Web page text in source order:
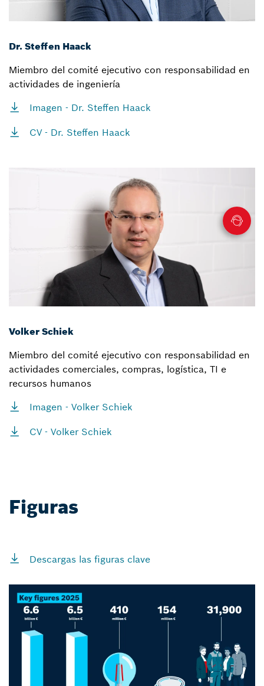
Dr. Steffen Haack
Miembro del comité ejecutivo con responsabilidad en
actividades de ingeniería
Imagen - Dr. Steffen Haack
CV - Dr. Steffen Haack
Volker Schiek
Miembro del comité ejecutivo con responsabilidad en
actividades comerciales, compras, logística, TI e
recursos humanos
Imagen - Volker Schiek
CV - Volker Schiek
Figuras
Descargas las figuras clave